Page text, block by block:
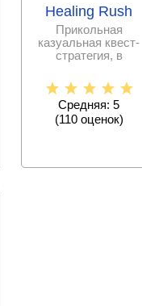
Healing Rush
Прикольная
казуальная квест-
стратегия, в
предстоит
оказаться в роли
Средняя: 5
(110оценок)